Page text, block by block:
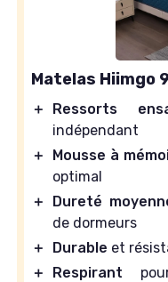
Matelas Hiimgo
＋ Ressorts
indépendant
＋
Mousse à
optimal
＋
Dureté
de dormeurs
＋
Durable et
＋
Respirant